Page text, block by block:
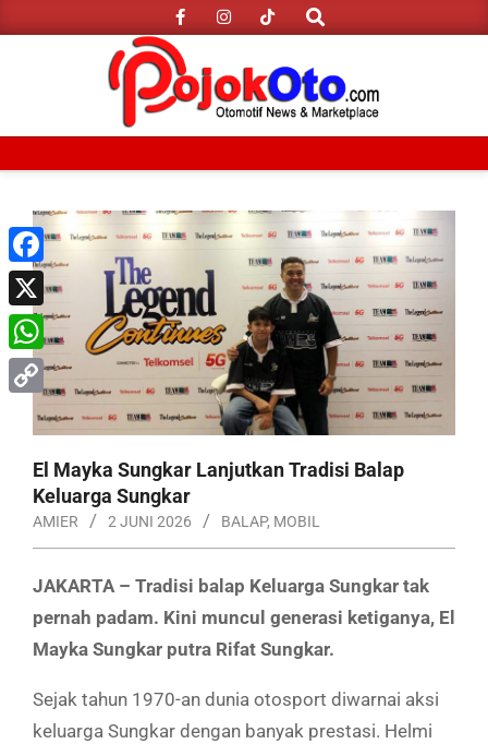
to
Search
Navigation
Menu
El Mayka Sungkar Lanjutkan Tradisi Balap
Keluarga Sungkar
AMIER 2 JUNI 2026 BALAP, MOBIL
JAKARTA – Tradisi balap Keluarga Sungkar tak
pernah padam. Kini muncul generasi ketiganya, El
Mayka Sungkar putra Rifat Sungkar.
Sejak tahun 1970-an dunia otosport diwarnai aksi
keluarga Sungkar dengan banyak prestasi. Helmi
Facebook
X
WhatsApp
Copy